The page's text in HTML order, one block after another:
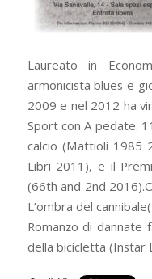
Laureato in
armonicista blues e
2009 e nel 2012 ha
Sport con A pedate.
calcio (Mattioli 1985
Libri 2011), e il
(66th and 2nd
L’ombra del
Romanzo di
della bicicletta (Instar